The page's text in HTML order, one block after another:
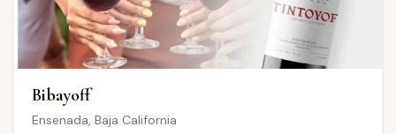
Bibayoff
Ensenada, Baja California